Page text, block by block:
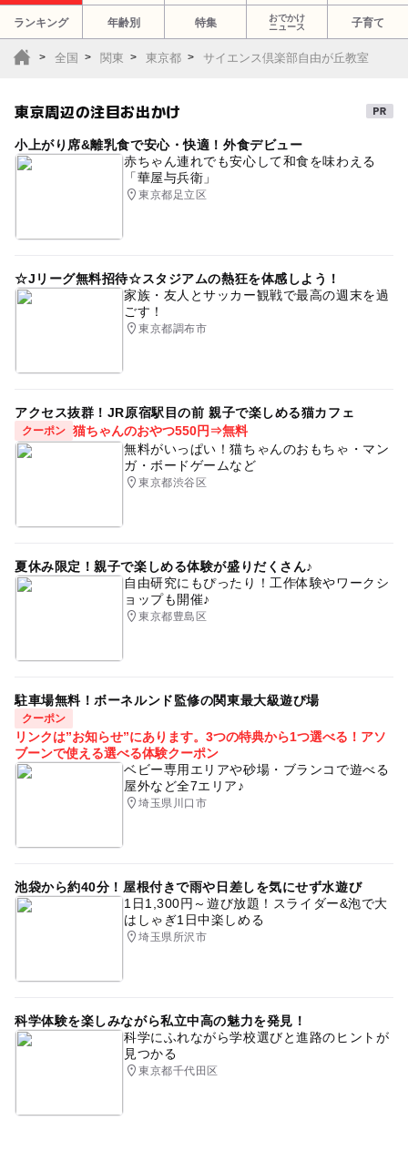
ランキング 年齢別 特集
おでかけ
ニュース
子育て
全国 関東 東京都 サイエンス倶楽部自由が丘教室
東京周辺の注目お出かけ
小上がり席&離乳食で安心・快適！外食デビュー
赤ちゃん連れでも安心して和食を味わえる
「華屋与兵衛」
東京都足立区
☆Jリーグ無料招待☆スタジアムの熱狂を体感しよう！
家族・友人とサッカー観戦で最高の週末を過
ごす！
東京都調布市
アクセス抜群！JR原宿駅目の前 親子で楽しめる猫カフェ
クーポン 猫ちゃんのおやつ550円⇒無料
無料がいっぱい！猫ちゃんのおもちゃ・マン
ガ・ボードゲームなど
東京都渋谷区
夏休み限定！親子で楽しめる体験が盛りだくさん♪
自由研究にもぴったり！工作体験やワークシ
ョップも開催♪
東京都豊島区
駐車場無料！ボーネルンド監修の関東最大級遊び場
クーポン
リンクは”お知らせ”にあります。3つの特典から1つ選べる！アソ
ブーンで使える選べる体験クーポン
ベビー専用エリアや砂場・ブランコで遊べる
屋外など全7エリア♪
埼玉県川口市
池袋から約40分！屋根付きで雨や日差しを気にせず水遊び
1日1,300円～遊び放題！スライダー&泡で大
はしゃぎ1日中楽しめる
埼玉県所沢市
科学体験を楽しみながら私立中高の魅力を発見！
科学にふれながら学校選びと進路のヒントが
見つかる
東京都千代田区